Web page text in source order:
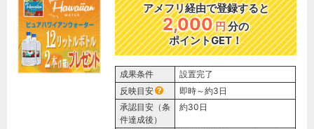
アメフリ経由で登録すると
2,000円分の
ポイントGET！
成果条件
設置完了
反映目安
即時～約3日
承認目安（条
件達成後）
約30日